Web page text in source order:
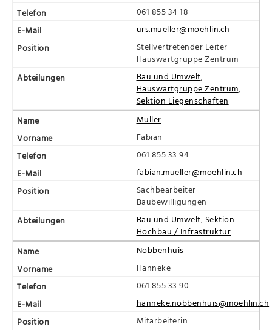
061 855 34 18
urs.mueller@moehlin.ch
Stellvertretender Leiter
Hauswartgruppe Zentrum
Bau und Umwelt,
Hauswartgruppe Zentrum,
Sektion Liegenschaften
Müller
Fabian
061 855 33 94
fabian.mueller@moehlin.ch
Sachbearbeiter
Baubewilligungen
Bau und Umwelt, Sektion
Hochbau / Infrastruktur
Nobbenhuis
Hanneke
061 855 33 90
hanneke.nobbenhuis@moehlin.ch
Mitarbeiterin